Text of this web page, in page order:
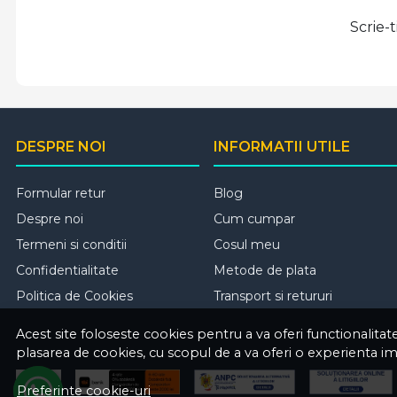
Scrie-
Acest site foloseste cookies pentru a va oferi
plasarea de cookies, cu scopul de a va oferi o experienta
Preferinte cookie-uri
DESPRE NOI
Formular retur
Despre noi
Termeni si conditii
Confidentialitate
Politica de Cookies
INFORMATII UTILE
Blog
Cum cumpar
Cosul meu
Metode de plata
Transport si retururi